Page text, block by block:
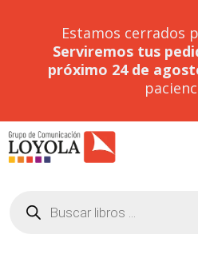
Estamos cerrados
Serviremos tus
próximo 24 de
productos